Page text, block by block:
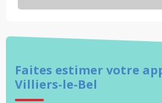
Faites estimer votre
Villiers-le-Bel